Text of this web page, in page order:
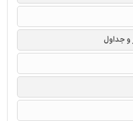
جداول